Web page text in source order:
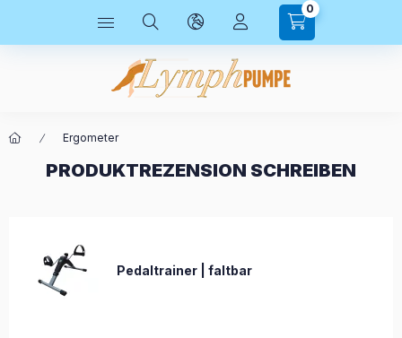
0
Ergometer
PRODUKTREZENSION SCHREIBEN
Pedaltrainer | faltbar